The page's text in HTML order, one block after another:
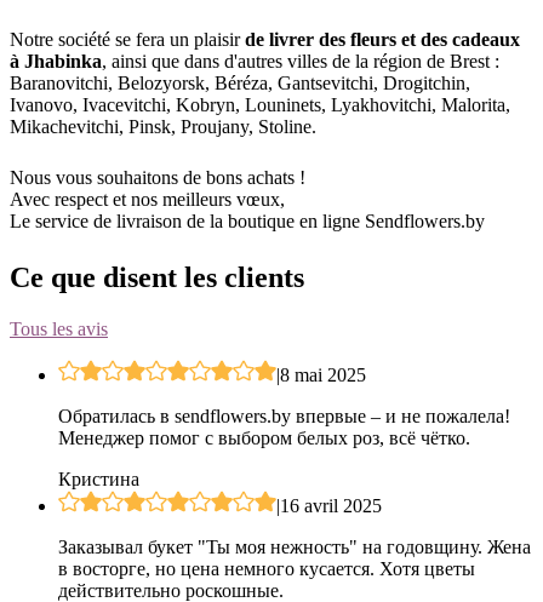
Notre société se fera un plaisirde livrer des fleurs et des cadeaux
à Jhabinka, ainsi que dans d'autres villes de la région de Brest :
Baranovitchi, Belozyorsk, Béréza, Gantsevitchi, Drogitchin,
Ivanovo, Ivacevitchi, Kobryn, Louninets, Lyakhovitchi, Malorita,
Mikachevitchi, Pinsk, Proujany, Stoline.
Nous vous souhaitons de bons achats !
Avec respect et nos meilleurs vœux,
Le service de livraison de la boutique en ligne Sendflowers.by
Ce que disent les clients
Tous les avis
|8 mai 2025
Обратилась в sendflowers.by впервые – и не пожалела!
Менеджер помог с выбором белых роз, всё чётко.
Кристина
|16 avril 2025
Заказывал букет "Ты моя нежность" на годовщину. Жена
в восторге, но цена немного кусается. Хотя цветы
действительно роскошные.